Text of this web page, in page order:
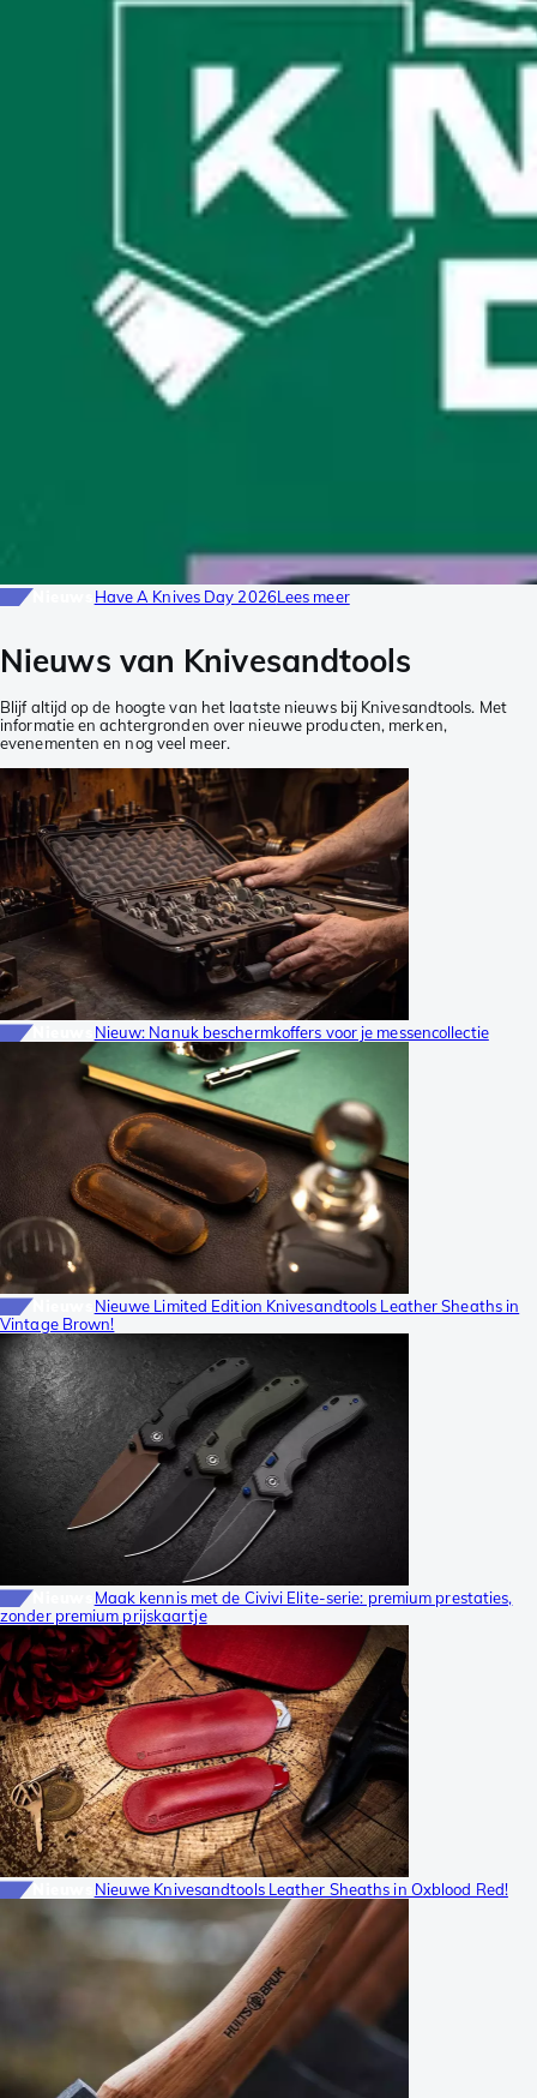
Have A Knives Day 2026Lees meer
Nieuws van Knivesandtools
Blijf altijd op de hoogte van het laatste nieuws bij Knivesandtools. Met
informatie en achtergronden over nieuwe producten, merken,
evenementen en nog veel meer.
Nieuws Nieuw: Nanuk beschermkoffers voor je messencollectie
Nieuws Nieuwe Limited Edition Knivesandtools Leather Sheaths in
Vintage Brown!
Nieuws Maak kennis met de Civivi Elite-serie: premium prestaties,
zonder premium prijskaartje
Nieuws Nieuwe Knivesandtools Leather Sheaths in Oxblood Red!